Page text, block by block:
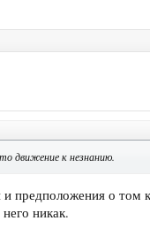
движение к незнанию.
предположения о том
никак.